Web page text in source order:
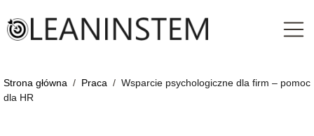
Strona główna / Praca / Wsparcie psychologiczne dla firm – pomoc
dla HR